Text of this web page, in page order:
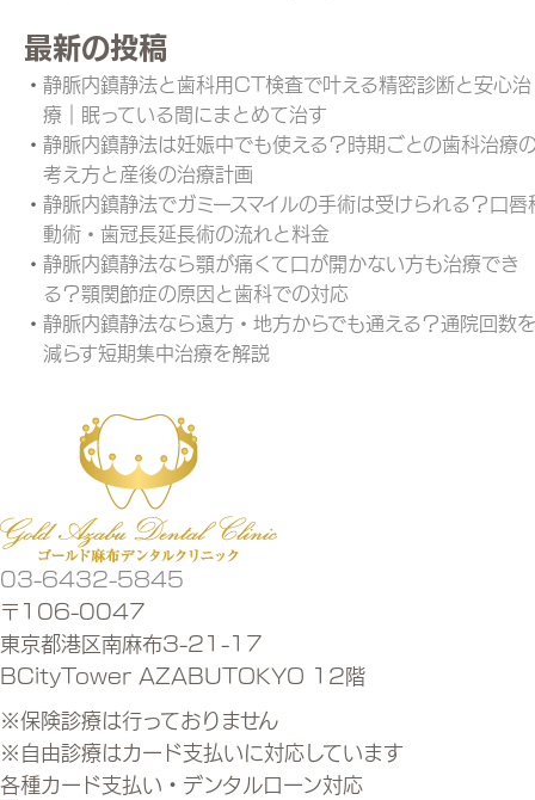
最新の投稿
静脈内鎮静法と歯科用CT検査で叶える精密診断と安心治
療｜眠っている間にまとめて治す
静脈内鎮静法は妊娠中でも使える？時期ごとの歯科治療
考え方と産後の治療計画
静脈内鎮静法でガミースマイルの手術は受けられる？口唇
動術・歯冠長延長術の流れと料金
静脈内鎮静法なら顎が痛くて口が開かない方も治療でき
る？顎関節症の原因と歯科での対応
静脈内鎮静法なら遠方・地方からでも通える？通院回数を
減らす短期集中治療を解説
03-6432-5845
〒106-0047
東京都港区南麻布3-21-17
BCityTower AZABUTOKYO 12階
※保険診療は行っておりません
※自由診療はカード支払いに対応しています
各種カード支払い・デンタルローン対応